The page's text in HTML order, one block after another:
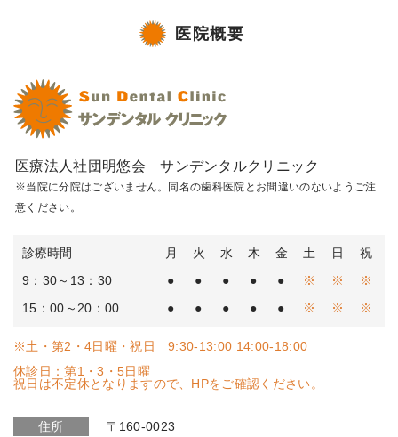
医院概要
医療法人社団明悠会 サンデンタルクリニック
※当院に分院はございません。同名の歯科医院とお間違いのないようご注
意ください。
診療時間 月 火 水 木 金 土 日
祝
9：30～13：30
● ● ● ● ● ※ ※
※
15：00～20：00
● ● ● ● ● ※ ※ ※
※土・第2・4日曜・祝日 9:30-13:00 14:00-18:00
休診日：第1・3・5日曜
祝日は不定休となりますので、HPをご確認ください。
住所
〒160-0023